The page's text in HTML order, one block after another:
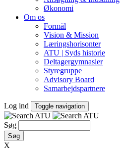
Økonomi
Om os
Formål
Vision & Mission
Læringshorisonter
ATU | Syds historie
Deltagergymnasier
Styregruppe
Advisory Board
Samarbejdspartnere
Log ind Toggle navigation
Søg
X